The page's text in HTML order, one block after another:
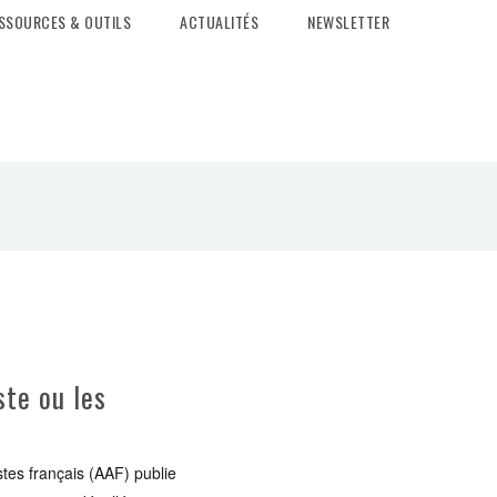
& OUTILS ACTUALITÉS NEWSLETTER
ou les
français (AAF) publie